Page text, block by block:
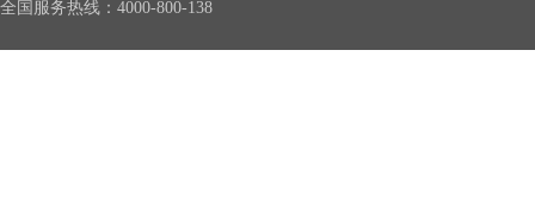
全国服务热线：4000-800-138